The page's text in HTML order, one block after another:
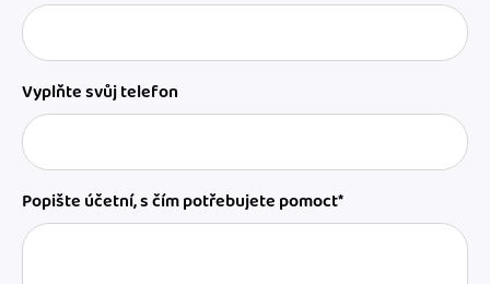
Vyplňte svůj telefon
Popište účetní, s čím potřebujete pomoct*